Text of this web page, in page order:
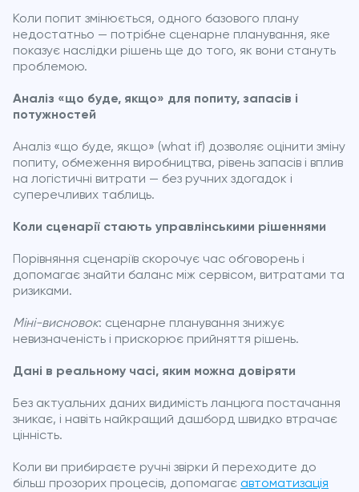
Коли попит змінюється, одного базового плану
недостатньо — потрібне сценарне планування, яке
показує наслідки рішень ще до того, як вони стануть
проблемою.
Аналіз «що буде, якщо» для попиту, запасів і
потужностей
Аналіз «що буде, якщо» (what if) дозволяє оцінити зміну
попиту, обмеження виробництва, рівень запасів і вплив
на логістичні витрати — без ручних здогадок і
суперечливих таблиць.
Коли сценарії стають управлінськими рішеннями
Порівняння сценаріїв скорочує час обговорень і
допомагає знайти баланс між сервісом, витратами та
ризиками.
Міні-висновок: сценарне планування знижує
невизначеність і прискорює прийняття рішень.
Дані в реальному часі, яким можна довіряти
Без актуальних даних видимість ланцюга постачання
зникає, і навіть найкращий дашборд швидко втрачає
цінність.
Коли ви прибираєте ручні звірки й переходите до
більш прозорих процесів, допомагає автоматизація